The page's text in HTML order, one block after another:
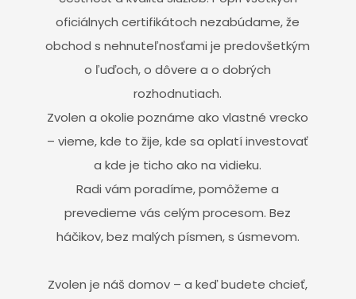
oficiálnych certifikátoch nezabúdame, že
obchod s nehnuteľnosťami je predovšetkým
o ľuďoch, o dôvere a o dobrých
rozhodnutiach.
Zvolen a okolie poznáme ako vlastné vrecko
– vieme, kde to žije, kde sa oplatí investovať
a kde je ticho ako na vidieku.
Radi vám poradíme, pomôžeme a
prevedieme vás celým procesom. Bez
háčikov, bez malých písmen, s úsmevom.
Zvolen je náš domov – a keď budete chcieť,